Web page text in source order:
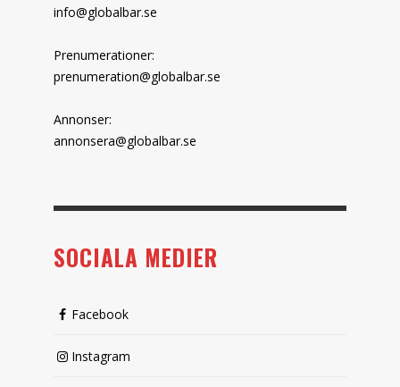
info@globalbar.se
Prenumerationer:
prenumeration@globalbar.se
Annonser:
annonsera@globalbar.se
SOCIALA MEDIER
Facebook
Instagram